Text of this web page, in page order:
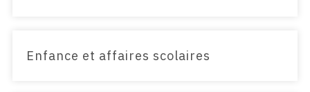
Enfance et affaires scolaires